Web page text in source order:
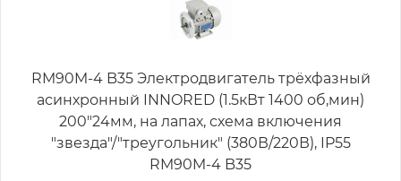
RM90M-4 B35 Электродвигатель трёхфазный
асинхронный INNORED (1.5кВт 1400 об,мин)
200"24мм, на лапах, схема включения
"звезда"/"треугольник" (380В/220В), IP55
RM90M-4 B35